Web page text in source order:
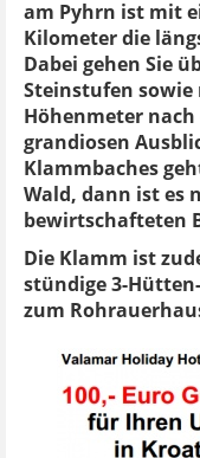
am Pyhrn ist mit
Kilometer die
Dabei gehen Sie
Steinstufen sowie
Höhenmeter
grandiosen
Klammbaches
Wald, dann ist es
bewirtschafteten
Die Klamm ist
stündige 3-
zum